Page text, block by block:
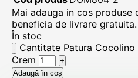
Mai adauga in cos produse
beneficia de livrare gratuita.
În stoc
Cantitate Patura
Crem
Adaugă în coș